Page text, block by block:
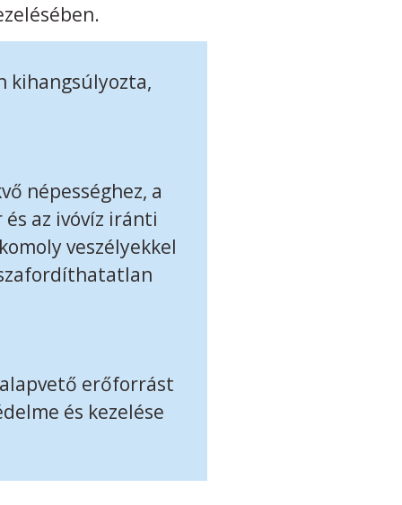
kihangsúlyozta,
népességhez, a
az ivóvíz iránti
veszélyekkel
alapvető erőforrást
és kezelése